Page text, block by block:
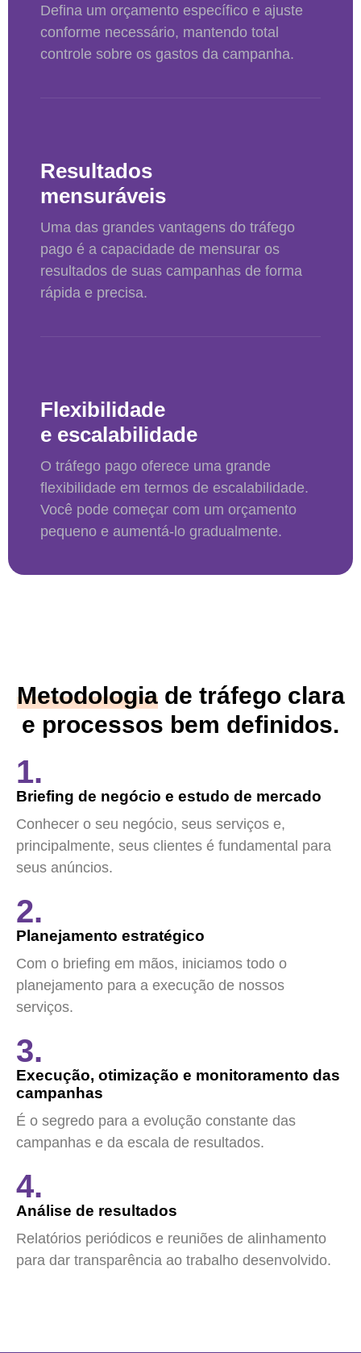
Defina um orçamento específico e ajuste
conforme necessário, mantendo total
controle sobre os gastos da campanha.
Resultados
mensuráveis
Uma das grandes vantagens do tráfego
pago é a capacidade de mensurar os
resultados de suas campanhas de forma
rápida e precisa.
Flexibilidade
e escalabilidade
O tráfego pago oferece uma grande
flexibilidade em termos de escalabilidade.
Você pode começar com um orçamento
pequeno e aumentá-lo gradualmente.
Metodologiade tráfego clara
e processos bem definidos.
1.
Briefing de negócio e estudo de mercado
Conhecer o seu negócio, seus serviços e,
principalmente, seus clientes é fundamental para
seus anúncios.
2.
Planejamento estratégico
Com o briefing em mãos, iniciamos todo o
planejamento para a execução de nossos
serviços.
3.
Execução, otimização e monitoramento das
campanhas
É o segredo para a evolução constante das
campanhas e da escala de resultados.
4.
Análise de resultados
Relatórios periódicos e reuniões de alinhamento
para dar transparência ao trabalho desenvolvido.